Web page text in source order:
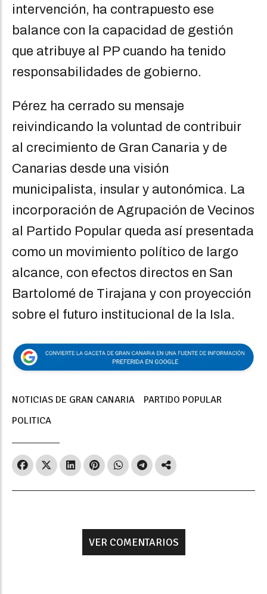
intervención, ha contrapuesto ese
balance con la capacidad de gestión
que atribuye al PP cuando ha tenido
responsabilidades de gobierno.
Pérez ha cerrado su mensaje
reivindicando la voluntad de contribuir
al crecimiento de Gran Canaria y de
Canarias desde una visión
municipalista, insular y autonómica. La
incorporación de Agrupación de Vecinos
al Partido Popular queda así presentada
como un movimiento político de largo
alcance, con efectos directos en San
Bartolomé de Tirajana y con proyección
sobre el futuro institucional de la Isla.
NOTICIAS DE GRAN CANARIA
PARTIDO POPULAR
POLITICA
VER COMENTARIOS